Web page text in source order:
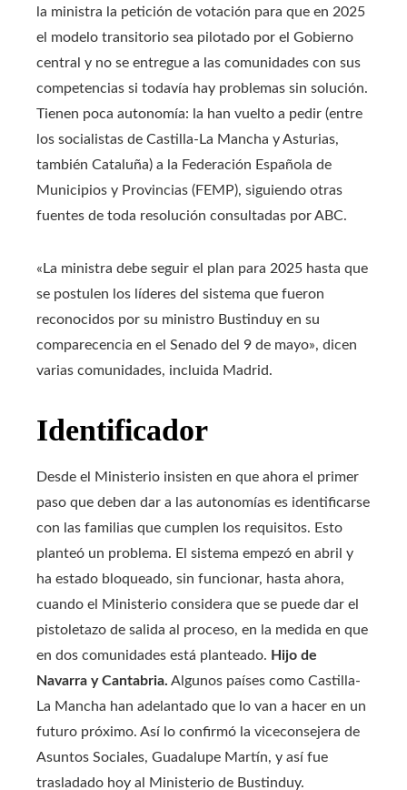
la ministra la petición de votación para que en 2025
el modelo transitorio sea pilotado por el Gobierno
central y no se entregue a las comunidades con sus
competencias si todavía hay problemas sin solución.
Tienen poca autonomía: la han vuelto a pedir (entre
los socialistas de Castilla-La Mancha y Asturias,
también Cataluña) a la Federación Española de
Municipios y Provincias (FEMP), siguiendo otras
fuentes de toda resolución consultadas por ABC.
«La ministra debe seguir el plan para 2025 hasta que
se postulen los líderes del sistema que fueron
reconocidos por su ministro Bustinduy en su
comparecencia en el Senado del 9 de mayo», dicen
varias comunidades, incluida Madrid.
Identificador
Desde el Ministerio insisten en que ahora el primer
paso que deben dar a las autonomías es identificarse
con las familias que cumplen los requisitos. Esto
planteó un problema. El sistema empezó en abril y
ha estado bloqueado, sin funcionar, hasta ahora,
cuando el Ministerio considera que se puede dar el
pistoletazo de salida al proceso, en la medida en que
en dos comunidades está planteado. Hijo de
Navarra y Cantabria. Algunos países como Castilla-
La Mancha han adelantado que lo van a hacer en un
futuro próximo. Así lo confirmó la viceconsejera de
Asuntos Sociales, Guadalupe Martín, y así fue
trasladado hoy al Ministerio de Bustinduy.